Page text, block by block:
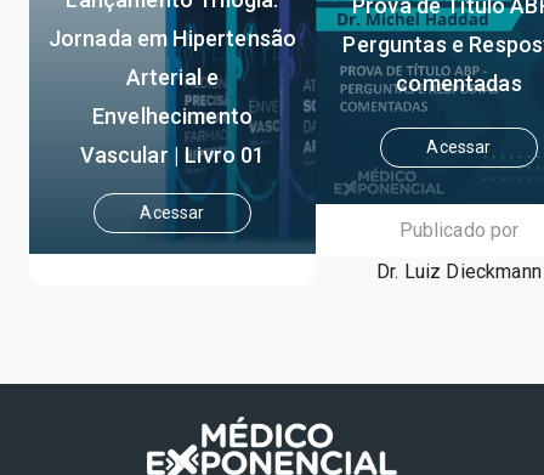
Jornada em Hipertensão
Arterial e
Envelhecimento
Vascular | Livro 01
Acessar
Prova de Título
Perguntas e
comentadas
Acessar
Publicado por
Dr. Luiz Dieckmann